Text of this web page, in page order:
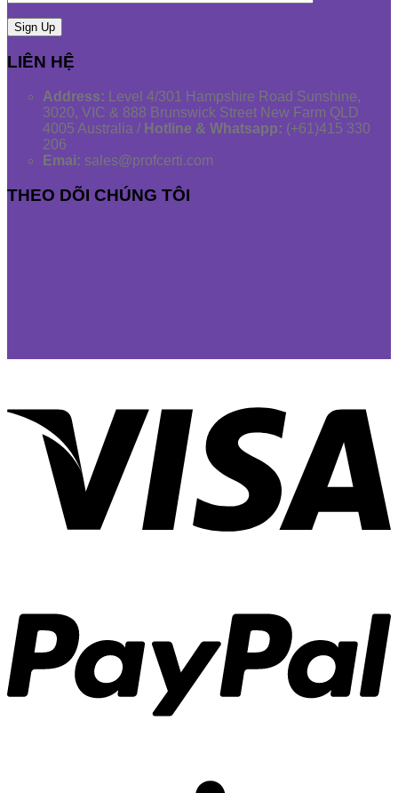
LIÊN HỆ
Address: Level 4/301 Hampshire Road Sunshine,
3020, VIC & 888 Brunswick Street New Farm QLD
4005 Australia / Hotline & Whatsapp: (+61)415 330
206
Emai: sales@profcerti.com
THEO DÕI CHÚNG TÔI